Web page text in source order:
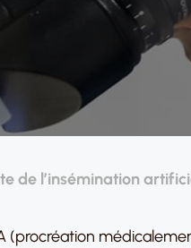
de l’insémination
(procréation